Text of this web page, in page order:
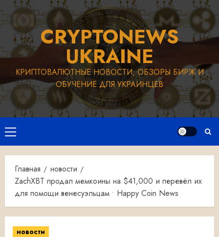
Перейти
к
содержимомуCRYPTONEWS
UKRAINE
КРИПТОВАЛЮТНЫЕ НОВОСТИ, ОБЗОРЫ БИРЖ И
ОБУЧЕНИЕ ДЛЯ УКРАИНЦЕВ
Основное
меню
Главная
новости
ZachXBT продал мемкоины на $41,000 и перевёл их
для помощи венесуэльцам • Happy Coin News
новости